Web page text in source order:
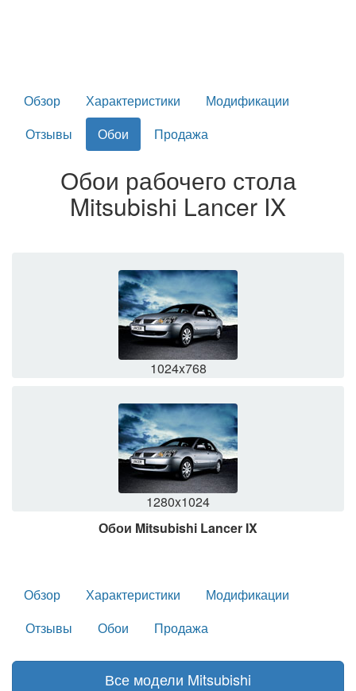
Обзор Характеристики
Модификации
Отзывы
Обои Продажа
Обои рабочего стола
Mitsubishi Lancer IX
1024x768
1280x1024
Обои Mitsubishi Lancer IX
Обзор Характеристики
Модификации
Отзывы
Обои Продажа
Все модели Mitsubishi